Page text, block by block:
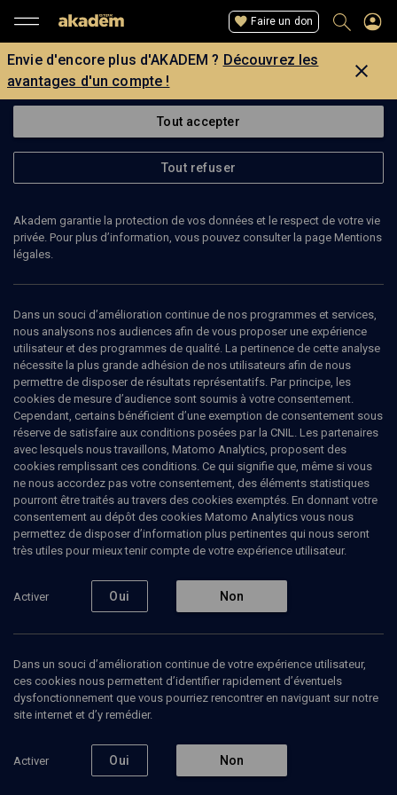
Faire un don
Envie d'encore plus d'AKADEM ? Découvrez les
avantages d'un compte !
Ajouter Partager J’aime
Abonnez-vous à notre newsletter
Société La rédaction
Tout accepter
Tout refuser
Akadem garantie la protection de vos données et le respect de votre vie
privée. Pour plus d’information, vous pouvez consulter la page Mentions
légales.
Dans un souci d’amélioration continue de nos programmes et services,
nous analysons nos audiences afin de vous proposer une expérience
utilisateur et des programmes de qualité. La pertinence de cette analyse
nécessite la plus grande adhésion de nos utilisateurs afin de nous
permettre de disposer de résultats représentatifs. Par principe, les
cookies de mesure d’audience sont soumis à votre consentement.
Cependant, certains bénéficient d’une exemption de consentement sous
réserve de satisfaire aux conditions posées par la CNIL. Les partenaires
avec lesquels nous travaillons, Matomo Analytics, proposent des
cookies remplissant ces conditions. Ce qui signifie que, même si vous
ne nous accordez pas votre consentement, des éléments statistiques
pourront être traités au travers des cookies exemptés. En donnant votre
consentement au dépôt des cookies Matomo Analytics vous nous
permettez de disposer d’information plus pertinentes qui nous seront
très utiles pour mieux tenir compte de votre expérience utilisateur.
Activer Oui Non
Dans un souci d’amélioration continue de votre expérience utilisateur,
ces cookies nous permettent d’identifier rapidement d’éventuels
dysfonctionnement que vous pourriez rencontrer en naviguant sur notre
site internet et d’y remédier.
Activer Oui Non